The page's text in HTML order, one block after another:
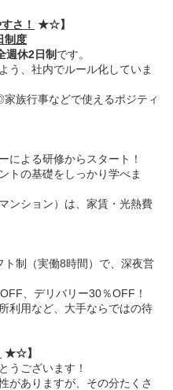
さ！ ★☆】
制度
週休2日制 です。
う、社内でルール化していま
族行事などで使えるポジティ
による研修からスタート！
トの基礎をしっかり学べま
ンション）は、家賃・光熱費
ト制（実働8時間）で、深夜営
、デリバリー30％OFF！
利用など、大手ならではの待
★☆】
うございます！
がありますが、その分たくさ